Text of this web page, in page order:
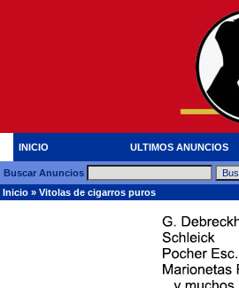
INICIO ULTIMOS ANUNCIOS
Buscar Anuncios
Inicio » Vitolas de cigarros puros